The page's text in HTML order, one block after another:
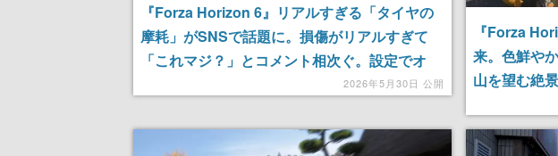
『Forza Horizon 6』リアルすぎる「タイヤの
摩耗」がSNSで話題に。損傷がリアルすぎて
「これマジ？」とコメント相次ぐ。設定でオ
2026年5月30日 公開
『Forza
来。色鮮や
山を望む絶